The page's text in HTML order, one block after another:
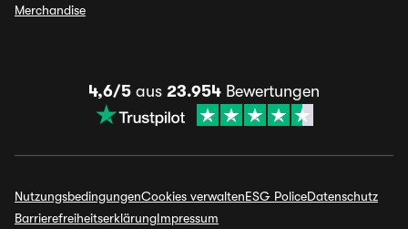
Merchandise
4,6/5 aus 23.954 Bewertungen
NutzungsbedingungenCookies verwaltenESG PoliceDatenschutz
BarrierefreiheitserklärungImpressum